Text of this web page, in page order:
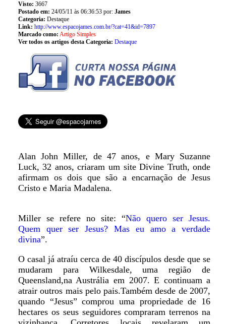
Visto: 3667
Postado em: 24/05/11 às 06:36:53 por: James
Categoria: Destaque
Link: http://www.espacojames.com.br/?cat=41&id=7897
Marcado como: Artigo Simples
Ver todos os artigos desta Categoria: Destaque
Alan John Miller, de 47 anos, e Mary Suzanne
Luck, 32 anos, criaram um site Divine Truth, onde
afirmam os dois que são a encarnação de Jesus
Cristo e Maria Madalena.
Miller se refere no site: “Não quero ser Jesus.
Quem quer ser Jesus? Mas eu amo a verdade
divina”.
O casal já atraíu cerca de 40 discípulos desde que se
mudaram para Wilkesdale, uma região de
Queensland,na Austrália em 2007. E continuam a
atrair outros mais pelo pais.Também desde de 2007,
quando “Jesus” comprou uma propriedade de 16
hectares os seus seguidores compraram terrenos na